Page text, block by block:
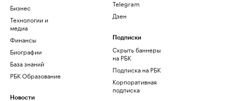
Бизнес
Технологии и
медиа
Финансы
Биографии
База знаний
РБК Образование
Новости
Telegram
Дзен
Подписки
Скрыть баннеры
на РБК
Подписка на РБК
Корпоративная
подписка